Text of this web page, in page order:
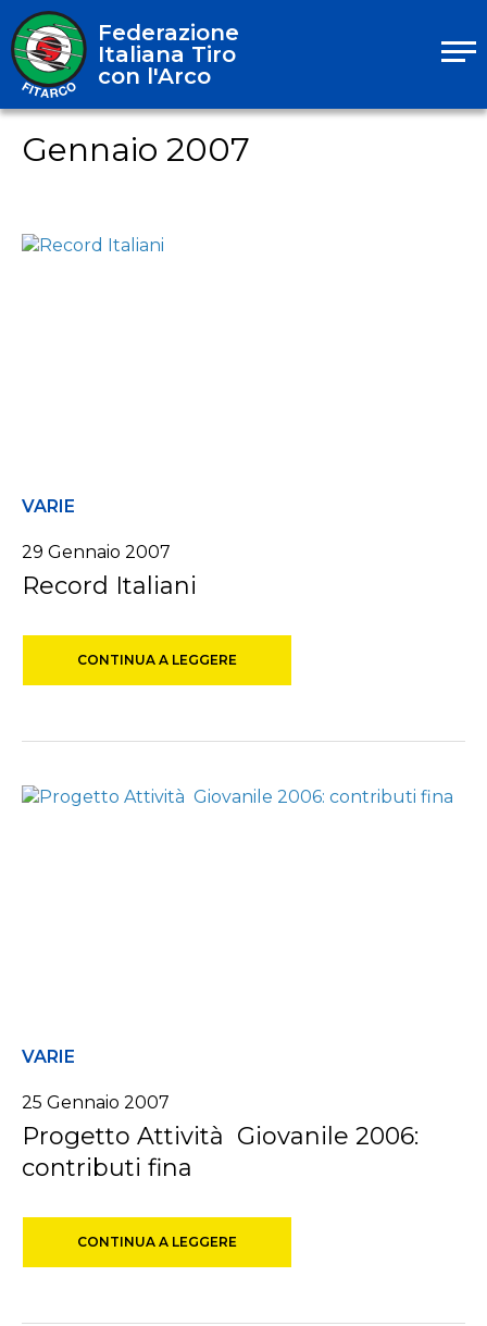
Federazione
Italiana Tiro
con l'Arco
Gennaio 2007
VARIE
29 Gennaio 2007
Record Italiani
CONTINUA A LEGGERE
VARIE
25 Gennaio 2007
Progetto Attività Giovanile 2006:
contributi fina
CONTINUA A LEGGERE